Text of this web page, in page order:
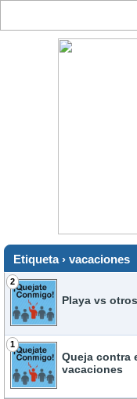
Etiqueta › vacaciones
2
Playa vs
1
Queja contra
vacaciones